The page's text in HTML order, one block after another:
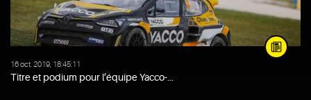
16 oct. 2019, 18:45:11
Titre et podium pour l’équipe Yacco-...